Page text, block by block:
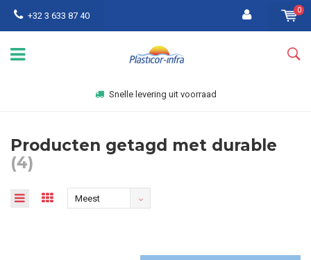
+32 3 633 87 40
0
Snelle levering uit voorraad
Producten getagd met durable
(4)
Meest